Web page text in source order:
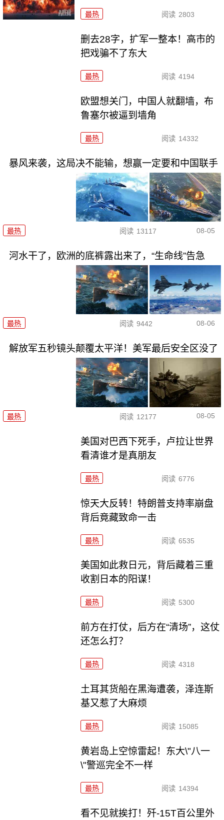
最热 阅读 2803
删去28字，扩军一整本！高市的
把戏骗不了东大
最热 阅读 4194
欧盟想关门，中国人就翻墙，布
鲁塞尔被逼到墙角
最热 阅读 14332
暴风来袭，这局决不能输，想赢一定要和中国联手
最热 阅读 13117 08-05
河水干了，欧洲的底裤露出来了，“生命线”告急
最热 阅读 9442 08-06
解放军五秒镜头颠覆太平洋！美军最后安全区没了
最热 阅读 12177 08-05
美国对巴西下死手，卢拉让世界
看清谁才是真朋友
最热 阅读 6776
惊天大反转！特朗普支持率崩盘
背后竟藏致命一击
最热 阅读 6535
美国如此救日元，背后藏着三重
收割日本的阳谋！
最热 阅读 5300
前方在打仗，后方在“清场”，这仗
还怎么打？
最热 阅读 4318
土耳其货船在黑海遭袭，泽连斯
基又惹了大麻烦
最热 阅读 15085
黄岩岛上空惊雷起！东大\"八一
\"警巡完全不一样
最热 阅读 14394
看不见就挨打！歼-15T百公里外